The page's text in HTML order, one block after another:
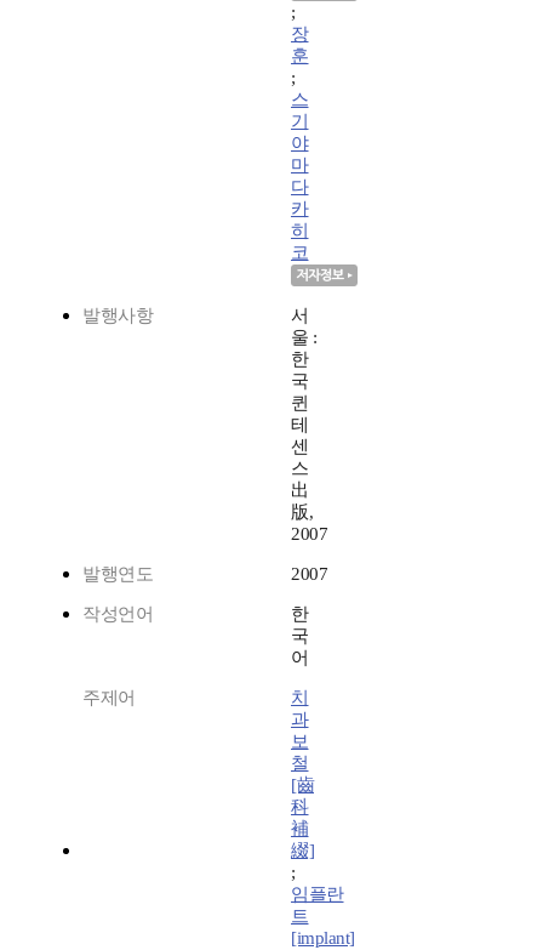
;
장
훈
;
스
기
야
마
다
카
히
코
발행사항
서
울 :
한
국
퀸
테
센
스
出
版,
2007
발행연도 2007
작성언어
한
국
어
주제어
치
과
보
철
[齒
科
補
綴]
;
임플란
트
[implant]